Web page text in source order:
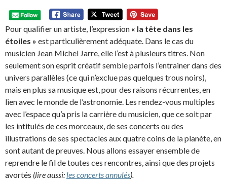
Pour qualifier un artiste, l’expression « la tête dans les
étoiles » est particulièrement adéquate. Dans le cas du
musicien Jean Michel Jarre, elle l’est à plusieurs titres. Non
seulement son esprit créatif semble parfois l’entrainer dans des
univers parallèles (ce qui n’exclue pas quelques trous noirs),
mais en plus sa musique est, pour des raisons récurrentes, en
lien avec le monde de l’astronomie. Les rendez-vous multiples
avec l’espace qu’a pris la carrière du musicien, que ce soit par
les intitulés de ces morceaux, de ses concerts ou des
illustrations de ses spectacles aux quatre coins de la planète, en
sont autant de preuves. Nous allons essayer ensemble de
reprendre le fil de toutes ces rencontres, ainsi que des projets
avortés (lire aussi: les concerts annulés).